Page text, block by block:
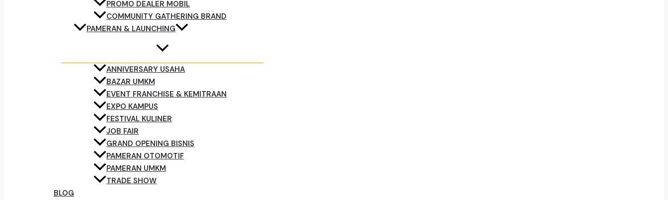
PROMO DEALER MOBIL
COMMUNITY GATHERING BRAND
PAMERAN & LAUNCHING
ANNIVERSARY USAHA
BAZAR UMKM
EVENT FRANCHISE & KEMITRAAN
EXPO KAMPUS
FESTIVAL KULINER
JOB FAIR
GRAND OPENING BISNIS
PAMERAN OTOMOTIF
PAMERAN UMKM
TRADE SHOW
BLOG